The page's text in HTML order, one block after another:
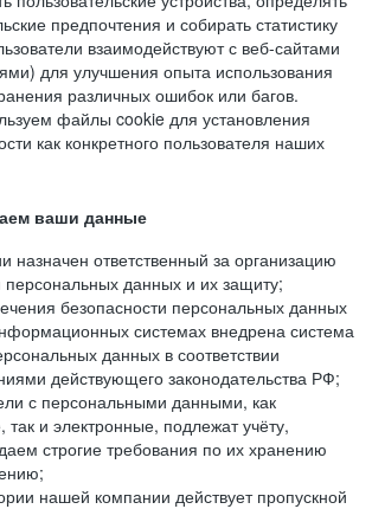
предпочтения и собирать статистику
взаимодействуют с веб-сайтами
для улучшения опыта использования
различных ошибок или багов.
файлы cookie для установления
как конкретного пользователя наших
ваши данные
назначен ответственный за организацию
персональных данных и их защиту;
безопасности персональных данных
системах внедрена система
данных в соответствии
действующего законодательства РФ;
с персональными данными, как
и электронные, подлежат учёту,
строгие требования по их хранению
нашей компании действует пропускной